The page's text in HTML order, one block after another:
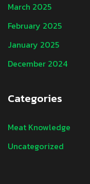
March 2025
February 2025
January 2025
December 2024
Categories
Meat Knowledge
Uncategorized